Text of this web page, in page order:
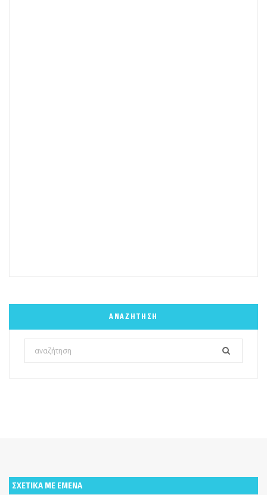
ΑΝΑΖΉΤΗΣΗ
Search
for:
ΣΧΕΤΙΚΑ ΜΕ ΕΜΕΝΑ